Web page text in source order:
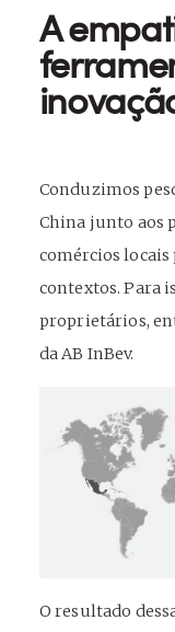
A
Conduzimos
China junto aos
comércios locais
contextos. Para
proprietários,
da AB InBev.
O resultado